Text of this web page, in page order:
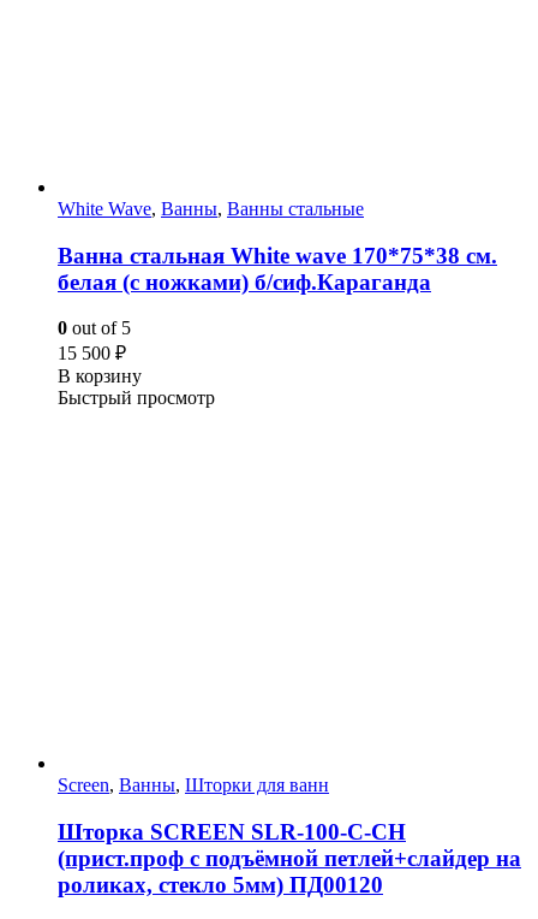
White Wave, Ванны, Ванны стальные
Ванна стальная White wave 170*75*38 cм.
белая (с ножками) б/сиф.Караганда
0 out of 5
15 500 ₽
В корзину
Быстрый просмотр
Screen, Ванны, Шторки для ванн
Шторка SCREEN SLR-100-C-CH
(прист.проф с подъёмной петлей+слайдер на
роликах, стекло 5мм) ПД00120